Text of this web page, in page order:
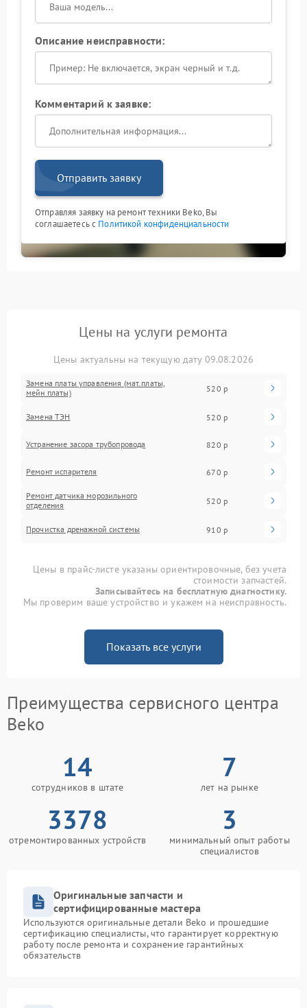
Описание неисправности:
Комментарий к заявке:
Отправить заявку
Отправляя заявку на ремонт техники Beko, Вы
соглашаетесь с Политикой конфиденциальности
Цены на услуги ремонта
Цены актуальны на текущую дату 09.08.2026
Замена платы управления (мат.платы,
мейн платы)
520 р
Замена ТЭН 520 р
Устранение засора трубопровода 820 р
Ремонт испарителя 670 р
Ремонт датчика морозильного
отделения
520 р
Прочистка дренажной системы 910 р
Цены в прайс-листе указаны ориентировочные, без учета
стоимости запчастей.
Записывайтесь на бесплатную диагностику.
Мы проверим ваше устройство и укажем на неисправность.
Показать все услуги
Преимущества сервисного центра
Beko
14
сотрудников в штате
7
лет на рынке
3378
отремонтированных устройств
3
минимальный опыт работы
специалистов
Оригинальные запчасти и
сертифицированные мастера
Используются оригинальные детали Beko и прошедшие
сертификацию специалисты, что гарантирует корректную
работу после ремонта и сохранение гарантийных
обязательств